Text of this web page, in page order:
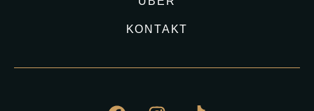
KONTAKT